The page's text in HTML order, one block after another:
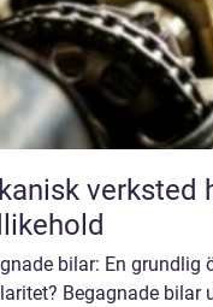
verksted hjertet i moderne drift og
bilar: En grundlig
Begagnade bilar